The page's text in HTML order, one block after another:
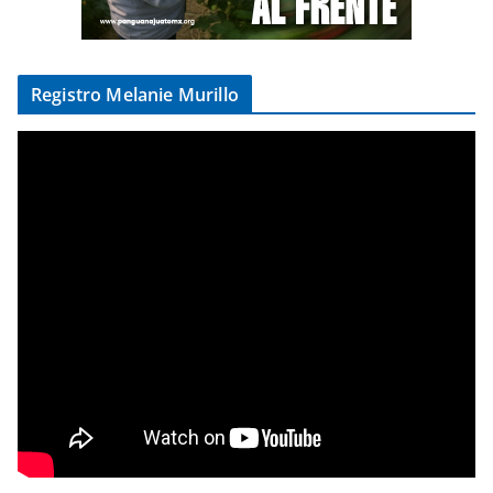
Registro Melanie Murillo